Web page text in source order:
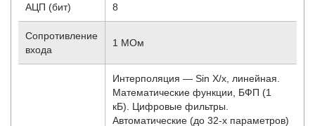
АЦП (бит) 8
Сопротивление
входа
1 МОм
Интерполяция — Sin X/х, линейная.
Математические функции, БФП (1
кБ). Цифровые фильтры.
Автоматические (до 32-х параметров)